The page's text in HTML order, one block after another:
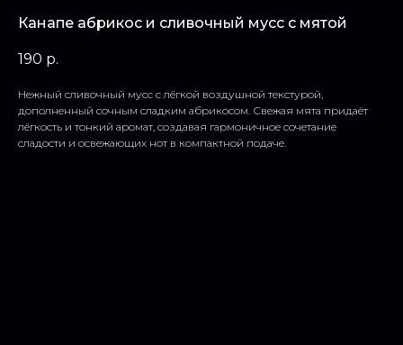
Канапе абрикос и сливочный мусс с мятой
190 р.
Нежный сливочный мусс с лёгкой воздушной текстурой,
дополненный сочным сладким абрикосом. Свежая мята придаёт
лёгкость и тонкий аромат, создавая гармоничное сочетание
сладости и освежающих нот в компактной подаче.